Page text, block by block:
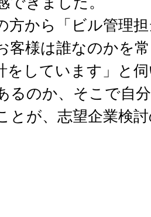
方から「ビル管理
客様は誰なのかを
をしています」と
るのか、そこで自
とが、志望企業検